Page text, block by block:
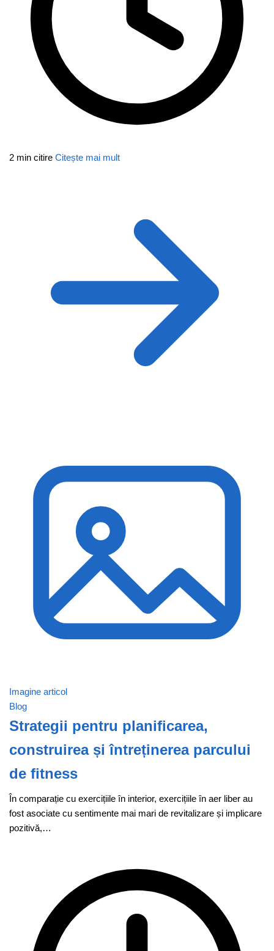
2 min citire Citește mai mult
Imagine articol
Blog
Strategii pentru planificarea,
construirea și întreținerea parcului
de fitness
În comparație cu exercițiile în interior, exercițiile în aer liber au
fost asociate cu sentimente mai mari de revitalizare și implicare
pozitivă,…